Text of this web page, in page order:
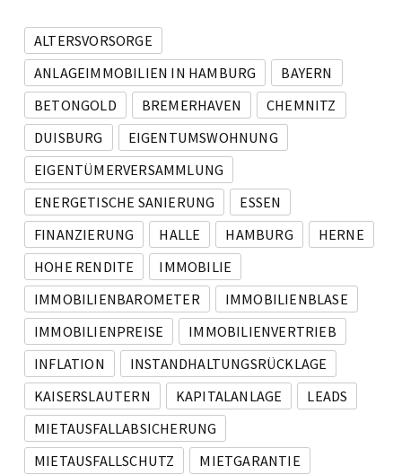
ALTERSVORSORGE
ANLAGEIMMOBILIEN IN HAMBURG
BAYERN
BETONGOLD
BREMERHAVEN
CHEMNITZ
DUISBURG
EIGENTUMSWOHNUNG
EIGENTÜMERVERSAMMLUNG
ENERGETISCHE SANIERUNG
ESSEN
FINANZIERUNG
HALLE HAMBURG
HERNE
HOHE RENDITE
IMMOBILIE
IMMOBILIENBAROMETER
IMMOBILIENBLASE
IMMOBILIENPREISE
IMMOBILIENVERTRIEB
INFLATION
INSTANDHALTUNGSRÜCKLAGE
KAISERSLAUTERN
KAPITALANLAGE
LEADS
MIETAUSFALLABSICHERUNG
MIETAUSFALLSCHUTZ
MIETGARANTIE